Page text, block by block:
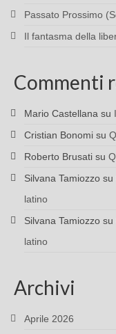
Passato Prossimo
Il fantasma della
Commenti
Mario Castellana su
Cristian Bonomi su
Roberto Brusati su
Silvana Tamiozzo su
latino
Silvana Tamiozzo su
latino
Archivi
Aprile 2026